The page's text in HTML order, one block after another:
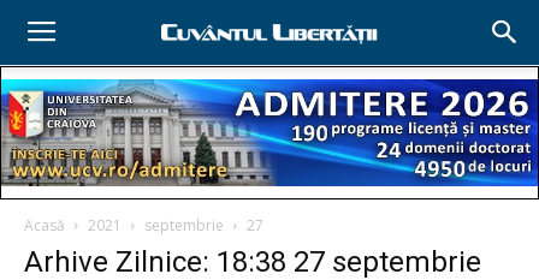
Acasă 2021 septembrie 27
Arhive Zilnice: 18:38 27 septembrie